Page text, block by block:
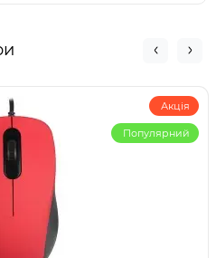
Акція
Популярний